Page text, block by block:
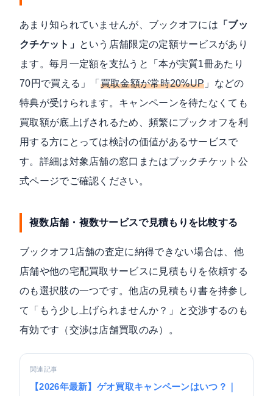
あまり知られていませんが、ブックオフには 「ブッ
クチケット」 という店舗限定の定額サービスがあり
ます。毎月一定額を支払うと「本が実質1冊あたり
70円で買える」「 買取金額が常時20%UP 」などの
特典が受けられます。キャンペーンを待たなくても
買取額が底上げされるため、頻繁にブックオフを利
用する方にとっては検討の価値があるサービスで
す。詳細は対象店舗の窓口またはブックチケット公
式ページでご確認ください。
複数店舗・複数サービスで見積もりを比較する
ブックオフ1店舗の査定に納得できない場合は、他
店舗や他の宅配買取サービスに見積もりを依頼する
のも選択肢の一つです。他店の見積もり書を持参し
て「もう少し上げられませんか？」と交渉するのも
有効です（交渉は店舗買取のみ）。
関連記事
【2026年最新】ゲオ買取キャンペーンはいつ？｜